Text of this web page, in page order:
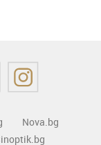
Nova.bg